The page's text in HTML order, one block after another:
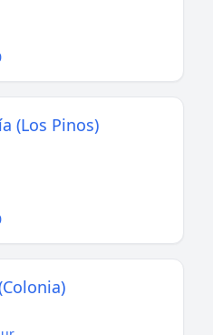
(Los Pinos)